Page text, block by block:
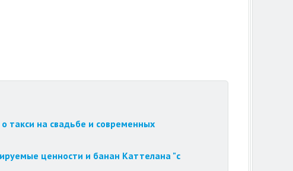
такси на свадьбе и современных
ценности и банан Каттелана "с